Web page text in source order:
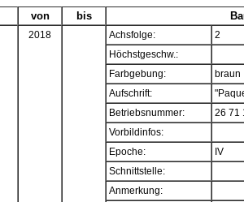
von bis
2018 Achsfolge:
2
Höchstgeschw.:
Farbgebung:
braun
Aufschrift:
Betriebsnummer:
26 71
Vorbildinfos:
Epoche:
IV
Schnittstelle:
Anmerkung: